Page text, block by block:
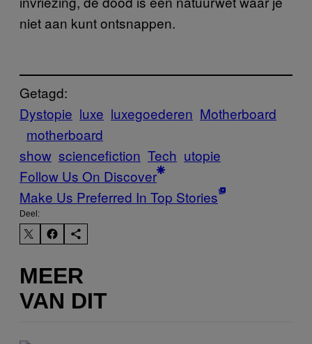
niet aan kunt ontsnappen.
Getagd:
Dystopie luxe luxegoederen Motherboard
motherboard
show sciencefiction Tech utopie
Follow Us On Discover
Make Us Preferred In Top Stories
Deel:
MEER
VAN DIT